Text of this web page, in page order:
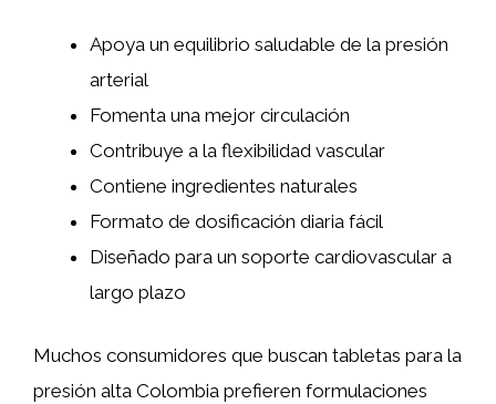
Apoya un equilibrio saludable de la presión
arterial
Fomenta una mejor circulación
Contribuye a la flexibilidad vascular
Contiene ingredientes naturales
Formato de dosificación diaria fácil
Diseñado para un soporte cardiovascular a
largo plazo
Muchos consumidores que buscan tabletas para la
presión alta Colombia prefieren formulaciones